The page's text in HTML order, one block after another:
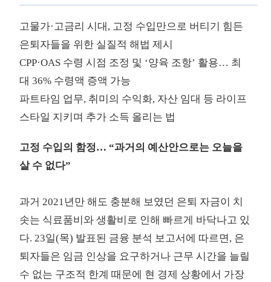
고물가·고금리 시대, 고정 수입만으로 버티기 힘든
은퇴자들을 위한 실질적 해법 제시
CPP·OAS 수령 시점 조정 및 ‘양육 조항’ 활용… 최
대 36% 수령액 증액 가능
파트타임 업무, 취미의 수익화, 자산 임대 등 라이프
스타일 지키며 추가 소득 올리는 법
고정 수입의 함정… “과거의 예산안으로는 오늘을
살 수 없다”
과거 2021년만 해도 충분해 보였던 은퇴 자금이 치
솟는 식료품비와 생활비로 인해 빠르게 바닥나고 있
다. 23일(목) 발표된 금융 분석 보고서에 따르면, 은
퇴자들은 임금 인상을 요구하거나 근무 시간을 늘릴
수 없는 구조적 한계 때문에 현 경제 상황에서 가장